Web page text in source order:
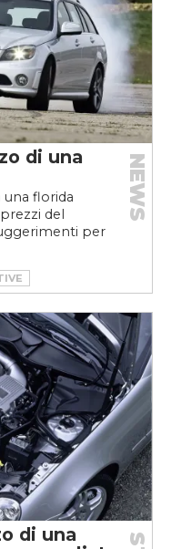
di una
florida
del
per
NEWS
di una